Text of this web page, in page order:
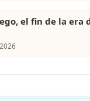
el fin de la era